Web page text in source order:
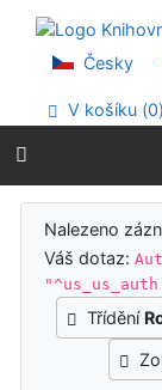
Přejít na menu
Prohlášení o
Česky
V košíku (0)
Nalezeno
Váš dotaz:
"^us_us_auth
Třídění